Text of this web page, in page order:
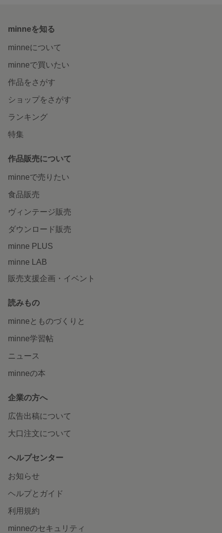
minneを知る
minneについて
minneで買いたい
作品をさがす
ショップをさがす
ランキング
特集
作品販売について
minneで売りたい
食品販売
ヴィンテージ販売
ダウンロード販売
minne PLUS
minne LAB
販売支援企画・イベント
読みもの
minneとものづくりと
minne学習帖
ニュース
minneの本
企業の方へ
広告出稿について
大口注文について
ヘルプセンター
お知らせ
ヘルプとガイド
利用規約
minneのセキュリティ